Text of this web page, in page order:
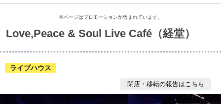
本ページはプロモーションが含まれています。
Love,Peace & Soul Live Café（経堂）
ライブハウス
閉店・移転の報告はこちら